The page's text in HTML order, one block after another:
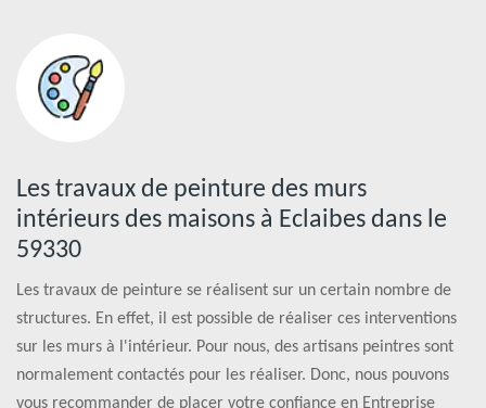
Les travaux de peinture des murs
intérieurs des maisons à Eclaibes dans le
59330
Les travaux de peinture se réalisent sur un certain nombre de
structures. En effet, il est possible de réaliser ces interventions
sur les murs à l'intérieur. Pour nous, des artisans peintres sont
normalement contactés pour les réaliser. Donc, nous pouvons
vous recommander de placer votre confiance en Entreprise